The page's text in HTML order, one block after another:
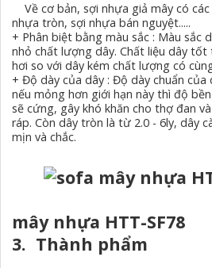
Về cơ bản, sợi nhựa giả mây có
nhựa tròn, sợi nhựa bán nguyệt.....
+ Phân biệt bằng màu sắc : Màu sắc
nhỏ chất lượng dây. Chất liệu dây
hơi so với dây kém chất lượng có
+ Độ dày của dây : Độ dày chuẩn của
nếu mỏng hơn giới hạn này thì độ
sẽ cứng, gây khó khăn cho thợ đan
ráp. Còn dây tròn là từ 2.0 - 6ly, dây
mịn và chắc.
mây nhựa HTT-SF78
3. Thành phẩm